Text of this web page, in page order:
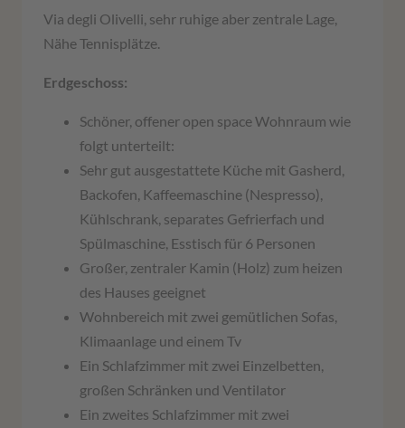
Via degli Olivelli, sehr ruhige aber zentrale Lage,
Nähe Tennisplätze.
Erdgeschoss:
Schöner, offener open space Wohnraum wie
folgt unterteilt:
Sehr gut ausgestattete Küche mit Gasherd,
Backofen, Kaffeemaschine (Nespresso),
Kühlschrank, separates Gefrierfach und
Spülmaschine, Esstisch für 6 Personen
Großer, zentraler Kamin (Holz) zum heizen
des Hauses geeignet
Wohnbereich mit zwei gemütlichen Sofas,
Klimaanlage und einem Tv
Ein Schlafzimmer mit zwei Einzelbetten,
großen Schränken und Ventilator
Ein zweites Schlafzimmer mit zwei